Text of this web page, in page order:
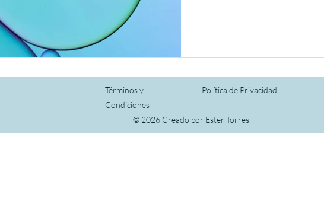
Términos y
Condiciones
Política de Privacidad
© 2026 Creado por Ester Torres